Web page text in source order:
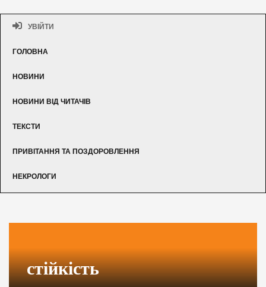
УВІЙТИ
ГОЛОВНА
НОВИНИ
НОВИНИ ВІД ЧИТАЧІВ
ТЕКСТИ
ПРИВІТАННЯ ТА ПОЗДОРОВЛЕННЯ
НЕКРОЛОГИ
стійкість